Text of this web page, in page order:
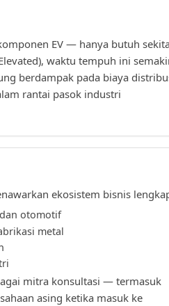
EV — hanya butuh
waktu tempuh ini
berdampak pada biaya
rantai pasok industri
ekosistem bisnis
otomotif
metal
mitra konsultasi — termasuk
asing ketika masuk ke